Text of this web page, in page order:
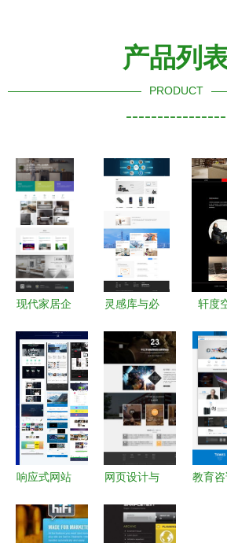
产品列
PRODUCT
----------------
现代家居企
计 打造沉
浸式数字展
厅
灵感库与必
材到设计的
网站制作全
攻略
轩度
饰网
的多维
析
响应式网站
选择
网页设计与
从界面到体
教育